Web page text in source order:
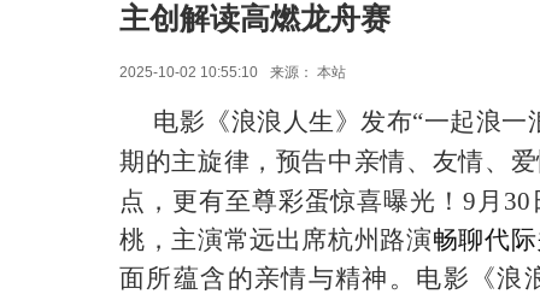
主创解读高燃龙舟赛
2025-10-02 10:55:10 来源： 本站
电影《浪浪人生》 发布“一起浪一
期的主旋律，预告中亲情、友情、
点， 更有至尊彩蛋惊喜曝光！9月30
桃，主演常远出席杭州路演畅聊代
面所蕴含的亲情与精神。 电影《浪